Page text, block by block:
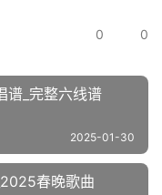
0 0
谱_完整六线谱
2025-01-30
春晚歌曲